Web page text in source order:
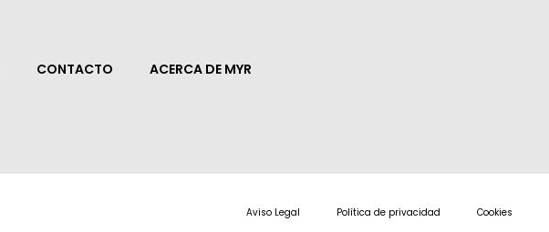
CONTACTO ACERCA DE MYR
Aviso Legal Política de privacidad Cookies